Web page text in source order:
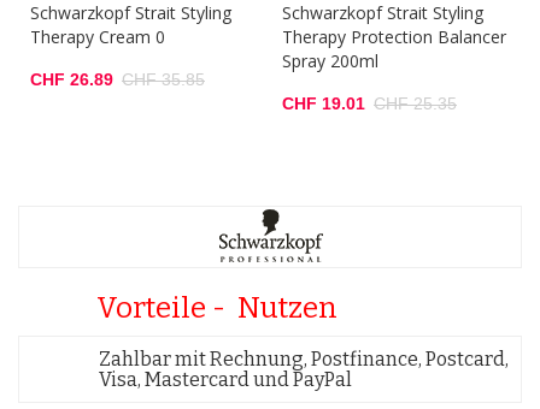
Vorteile - Nutzen
Zahlbar mit Rechnung, Postfinance, Postcard,
Visa, Mastercard und PayPal
Schwarzkopf Strait Styling
Therapy Cream 0
CHF 26.89 CHF 35.85
Schwarzkopf Strait Styling
Therapy Protection Balancer
Spray 200ml
CHF 19.01 CHF 25.35